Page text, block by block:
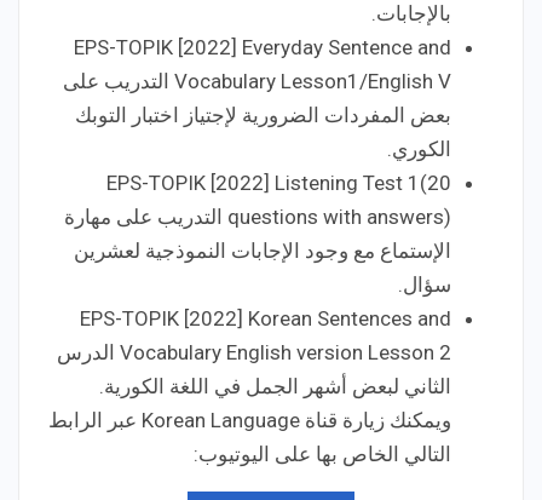
بالإجابات.
EPS-TOPIK [2022] Everyday Sentence and
Vocabulary Lesson1/English V التدريب على
بعض المفردات الضرورية لإجتياز اختبار التوبك
الكوري.
EPS-TOPIK [2022] Listening Test 1(20
questions with answers) التدريب على مهارة
الإستماع مع وجود الإجابات النموذجية لعشرين
سؤال.
EPS-TOPIK [2022] Korean Sentences and
Vocabulary English version Lesson 2 الدرس
الثاني لبعض أشهر الجمل في اللغة الكورية.
ويمكنك زيارة قناة Korean Language عبر الرابط
التالي الخاص بها على اليوتيوب: